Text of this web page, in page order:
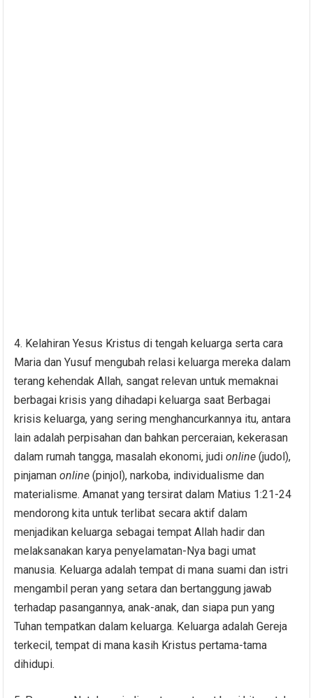
4. Kelahiran Yesus Kristus di tengah keluarga serta cara
Maria dan Yusuf mengubah relasi keluarga mereka dalam
terang kehendak Allah, sangat relevan untuk memaknai
berbagai krisis yang dihadapi keluarga saat Berbagai
krisis keluarga, yang sering menghancurkannya itu, antara
lain adalah perpisahan dan bahkan perceraian, kekerasan
dalam rumah tangga, masalah ekonomi, judionline (judol),
pinjamanonline (pinjol), narkoba, individualisme dan
materialisme. Amanat yang tersirat dalam Matius 1:21-24
mendorong kita untuk terlibat secara aktif dalam
menjadikan keluarga sebagai tempat Allah hadir dan
melaksanakan karya penyelamatan-Nya bagi umat
manusia. Keluarga adalah tempat di mana suami dan istri
mengambil peran yang setara dan bertanggung jawab
terhadap pasangannya, anak-anak, dan siapa pun yang
Tuhan tempatkan dalam keluarga. Keluarga adalah Gereja
terkecil, tempat di mana kasih Kristus pertama-tama
dihidupi.